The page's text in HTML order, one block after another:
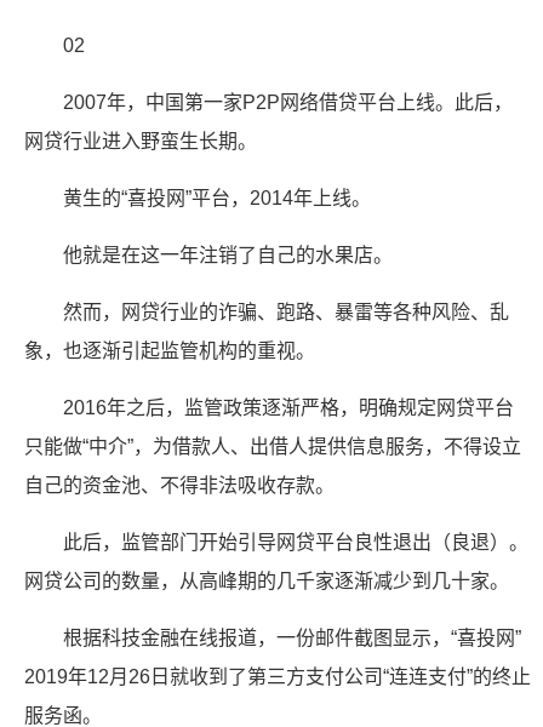
02
2007年，中国第一家P2P网络借贷平台上线。此后，
网贷行业进入野蛮生长期。
黄生的“喜投网”平台，2014年上线。
他就是在这一年注销了自己的水果店。
然而，网贷行业的诈骗、跑路、暴雷等各种风险、乱
象，也逐渐引起监管机构的重视。
2016年之后，监管政策逐渐严格，明确规定网贷平台
只能做“中介”，为借款人、出借人提供信息服务，不得设立
自己的资金池、不得非法吸收存款。
此后，监管部门开始引导网贷平台良性退出（良退）。
网贷公司的数量，从高峰期的几千家逐渐减少到几十家。
根据科技金融在线报道，一份邮件截图显示，“喜投网”
2019年12月26日就收到了第三方支付公司“连连支付”的终止
服务函。